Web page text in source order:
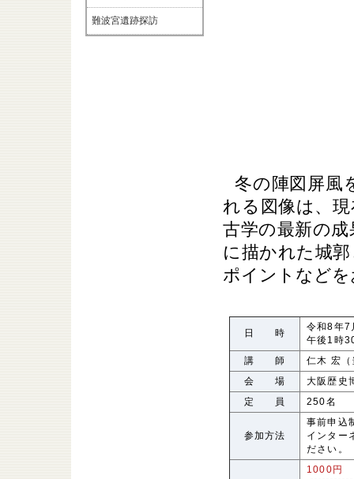
難波宮遺跡探訪
冬の陣図屏風
れる図像は、
古学の最新の
に描かれた城
ポイントなど
日 時
令和8年7
午後1時
講 師
仁木 宏（
会 場
大阪歴
定 員
250名
参加方法
事前申込
インター
ださい。
1000円